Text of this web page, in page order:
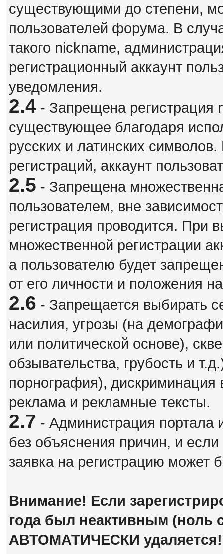
существующими до степени,
пользователей форума. В
такого nickname,
регистрационный аккаунт
уведомления.
2.4- Запрещена регистрация
существующее благодаря
русских и латинских
регистраций, аккаунт
2.5 - Запрещена
пользователем, вне
регистрация проводится. При
множественной регистрации
а пользователю будет
от его личности и положения
2.6 - Запрещается выбирать
насилия, угрозы (на
или политической основе),
обзывательства, грубость и
порнография),
реклама и рекламные тексты.
2.7 - Администрация портала
без объяснения причин, и
заявка на регистрацию может
Внимание! Если
года был неактивным (ноль
АВТОМАТИЧЕСКИ удаляется!